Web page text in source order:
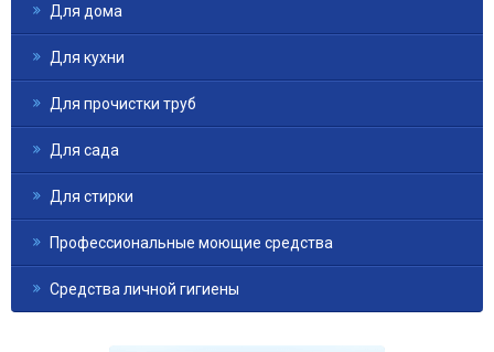
Для дома
Для кухни
Для прочистки труб
Для сада
Для стирки
Профессиональные моющие средства
Средства личной гигиены